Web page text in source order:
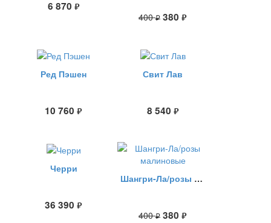
6 870 руб.
400руб. 380 руб.
Ред Пэшен
10 760 руб.
Свит Лав
8 540 руб.
Черри
36 390 руб.
Шангри-Ла/розы малиновые
400руб. 380 руб.